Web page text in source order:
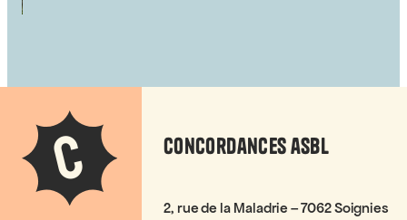
Concordances asbl
2, rue de la Maladrie – 7062 Soignies
C